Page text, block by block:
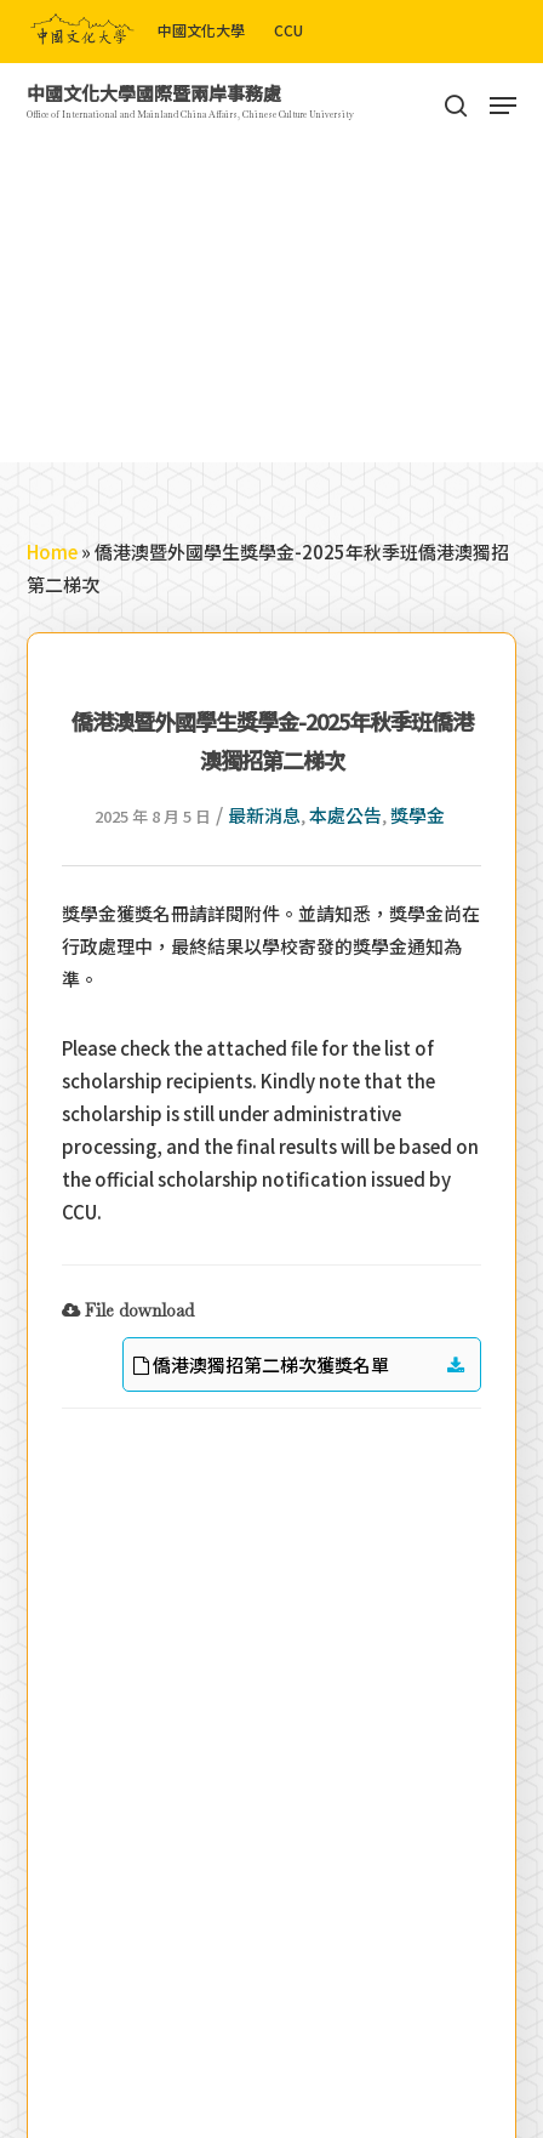
main
content
中國文化大學 CCU
中國文化大學國際暨兩岸事務處
Office of International and Mainland China Affairs, Chinese Culture University search
Home»僑港澳暨外國學生獎學金-2025年秋季班僑港澳獨招
第二梯次
僑港澳暨外國學生獎學金-2025年秋季班僑港
澳獨招第二梯次
2025 年 8 月 5 日 / 最新消息,本處公告,獎學金
獎學金獲獎名冊請詳閱附件。並請知悉，獎學金尚在
行政處理中，最終結果以學校寄發的獎學金通知為
準。
Please check the attached file for the list of
scholarship recipients. Kindly note that the
scholarship is still under administrative
processing, and the final results will be based on
the official scholarship notification issued by
CCU.
File download
僑港澳獨招第二梯次獲獎名單
Menu